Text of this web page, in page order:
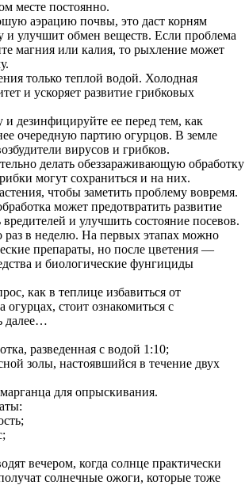
месте постоянно.
аэрацию почвы, это даст корням
и улучшит обмен веществ. Если проблема
магния или калия, то рыхление может
только теплой водой. Холодная
и ускоряет развитие грибковых
дезинфицируйте ее перед тем, как
очередную партию огурцов. В земле
вирусов и грибков.
делать обеззараживающую обработку
могут сохраниться и на них.
чтобы заметить проблему вовремя.
может предотвратить развитие
вредителей и улучшить состояние посевов.
раз в неделю. На первых этапах можно
препараты, но после цветения —
и биологические фунгициды
как в теплице избавиться от
огурцах, стоит ознакомиться с
далее…
разведенная с водой 1:10;
золы, настоявшийся в течение двух
для опрыскивания.
вечером, когда солнце практически
солнечные ожоги, которые тоже